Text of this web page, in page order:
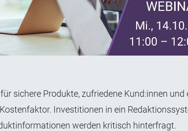
sichere Produkte, zufriedene Kund:innen und
Investitionen in ein
werden kritisch hinterfragt.